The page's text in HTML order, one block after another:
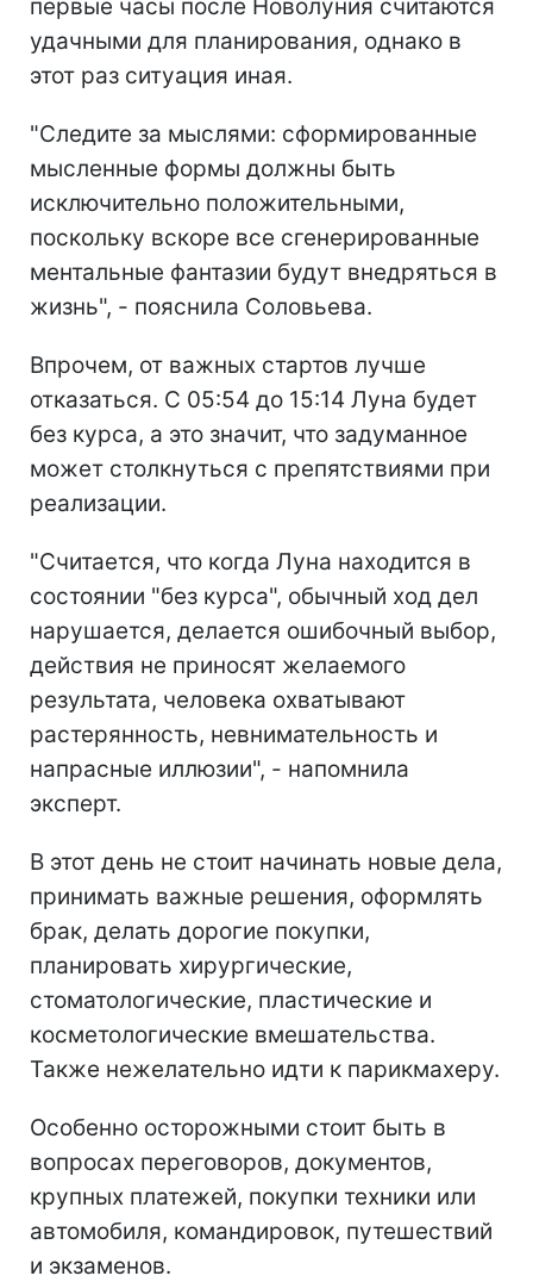
первые часы после Новолуния считаются
удачными для планирования, однако в
этот раз ситуация иная.
"Следите за мыслями: сформированные
мысленные формы должны быть
исключительно положительными,
поскольку вскоре все сгенерированные
ментальные фантазии будут внедряться в
жизнь", - пояснила Соловьева.
Впрочем, от важных стартов лучше
отказаться. С 05:54 до 15:14 Луна будет
без курса, а это значит, что задуманное
может столкнуться с препятствиями при
реализации.
"Считается, что когда Луна находится в
состоянии "без курса", обычный ход дел
нарушается, делается ошибочный выбор,
действия не приносят желаемого
результата, человека охватывают
растерянность, невнимательность и
напрасные иллюзии", - напомнила
эксперт.
В этот день не стоит начинать новые дела,
принимать важные решения, оформлять
брак, делать дорогие покупки,
планировать хирургические,
стоматологические, пластические и
косметологические вмешательства.
Также нежелательно идти к парикмахеру.
Особенно осторожными стоит быть в
вопросах переговоров, документов,
крупных платежей, покупки техники или
автомобиля, командировок, путешествий
и экзаменов.